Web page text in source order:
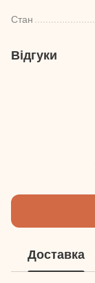
Стан
Відгуки
Доставка